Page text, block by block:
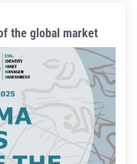
the global market